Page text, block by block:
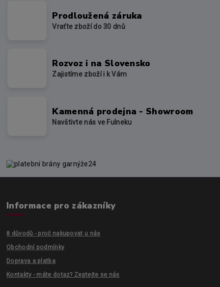
Prodloužená záruka
Vraťte zboží do 30 dnů
Rozvoz i na Slovensko
Zajistíme zboží i k Vám
Kamenná prodejna - Showroom
Navštivte nás ve Fulneku
Informace pro zákazníky
8 důvodů - proč nakupovat u nás
Obchodní podmínky
Doprava a platba
Kontakty - máte dotaz? Zeptejte se nás